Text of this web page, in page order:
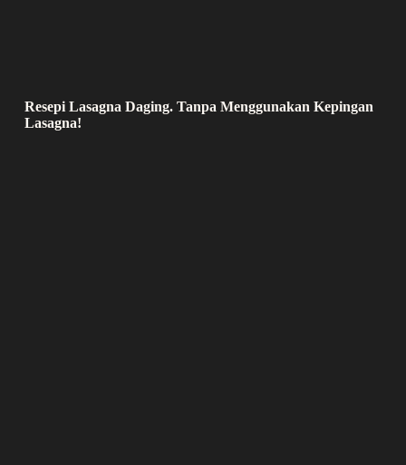
Resepi Lasagna Daging. Tanpa Menggunakan Kepingan
Lasagna!